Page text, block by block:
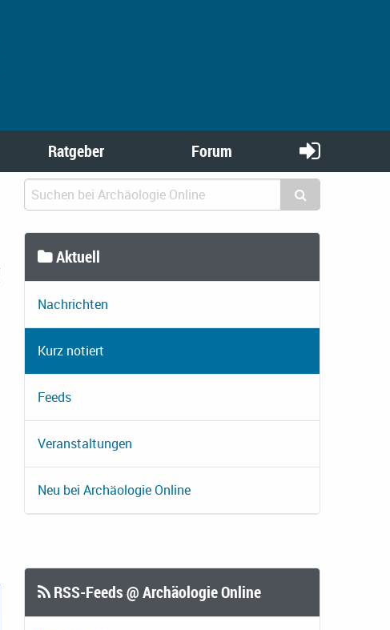
Ratgeber Forum
Aktuell
Nachrichten
Kurz notiert
Feeds
Veranstaltungen
Neu bei Archäologie Online
RSS-Feeds @ Archäologie Online